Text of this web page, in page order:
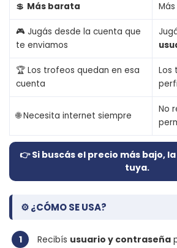
💲 Más barata
🎮 Jugás desde la cuenta que
te enviamos
🏆 Los trofeos quedan en esa
cuenta
Los
🌐 Necesita internet siempre
No
👉 Si buscás el precio más bajo,
tuya.
⚙️ ¿CÓMO SE USA?
1 Recibís usuario y contraseña